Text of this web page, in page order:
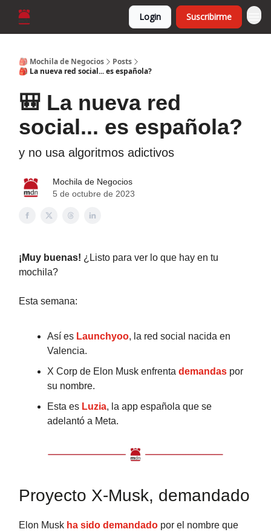
Login Suscribirme
🎒 Mochila de Negocios
Posts
🎒 La nueva red social... es española?
🎒 La nueva red
social... es española?
y no usa algoritmos adictivos
Mochila de Negocios
5 de octubre de 2023
¡Muy buenas! ¿Listo para ver lo que hay en tu
mochila?
Esta semana:
Así es Launchyoo, la red social nacida en
Valencia.
X Corp de Elon Musk enfrenta demandas por
su nombre.
Esta es Luzia, la app española que se
adelantó a Meta.
Proyecto X-Musk, demandado
Elon Musk ha sido demandado por el nombre que